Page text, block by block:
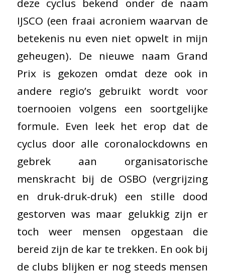
deze cyclus bekend onder de naam
IJSCO (een fraai acroniem waarvan de
betekenis nu even niet opwelt in mijn
geheugen). De nieuwe naam Grand
Prix is gekozen omdat deze ook in
andere regio’s gebruikt wordt voor
toernooien volgens een soortgelijke
formule. Even leek het erop dat de
cyclus door alle coronalockdowns en
gebrek aan organisatorische
menskracht bij de OSBO (vergrijzing
en druk-druk-druk) een stille dood
gestorven was maar gelukkig zijn er
toch weer mensen opgestaan die
bereid zijn de kar te trekken. En ook bij
de clubs blijken er nog steeds mensen